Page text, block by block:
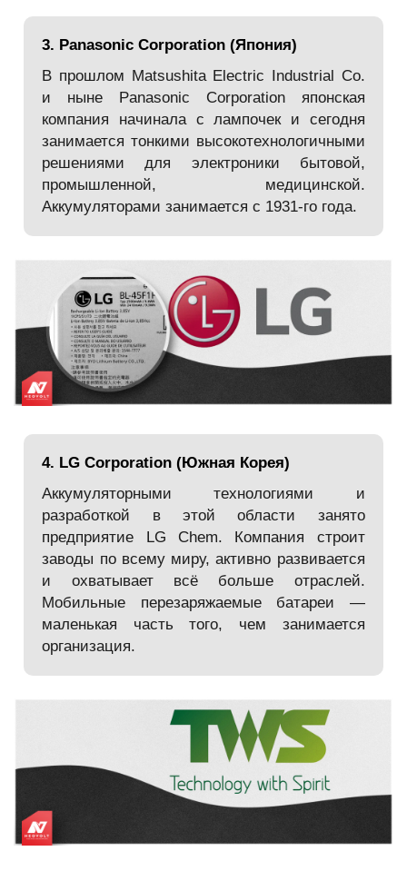
3. Panasonic Corporation (Япония)
В прошлом Matsushita Electric Industrial Co.
и ныне Panasonic Corporation японская
компания начинала с лампочек и сегодня
занимается тонкими высокотехнологичными
решениями для электроники бытовой,
промышленной, медицинской.
Аккумуляторами занимается с 1931-го года.
4. LG Corporation (Южная Корея)
Аккумуляторными технологиями и
разработкой в этой области занято
предприятие LG Chem. Компания строит
заводы по всему миру, активно развивается
и охватывает всё больше отраслей.
Мобильные перезаряжаемые батареи —
маленькая часть того, чем занимается
организация.